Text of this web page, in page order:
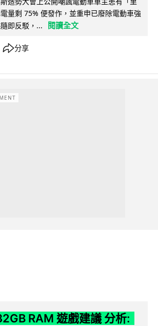
量剩 75% 便發作，並重申已廢除電動車強
即反駁，...
閱讀全文
分享
RAM 遊戲建議 分析: